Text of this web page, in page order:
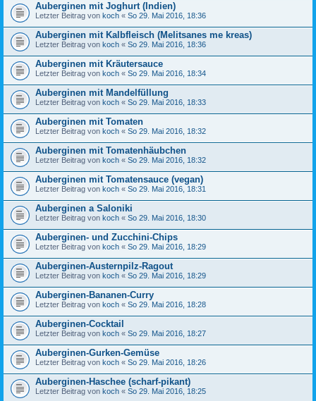
Auberginen mit Joghurt (Indien)
Letzter Beitrag von koch « So 29. Mai 2016, 18:36
Auberginen mit Kalbfleisch (Melitsanes me kreas)
Letzter Beitrag von koch « So 29. Mai 2016, 18:36
Auberginen mit Kräutersauce
Letzter Beitrag von koch « So 29. Mai 2016, 18:34
Auberginen mit Mandelfüllung
Letzter Beitrag von koch « So 29. Mai 2016, 18:33
Auberginen mit Tomaten
Letzter Beitrag von koch « So 29. Mai 2016, 18:32
Auberginen mit Tomatenhäubchen
Letzter Beitrag von koch « So 29. Mai 2016, 18:32
Auberginen mit Tomatensauce (vegan)
Letzter Beitrag von koch « So 29. Mai 2016, 18:31
Auberginen a Saloniki
Letzter Beitrag von koch « So 29. Mai 2016, 18:30
Auberginen- und Zucchini-Chips
Letzter Beitrag von koch « So 29. Mai 2016, 18:29
Auberginen-Austernpilz-Ragout
Letzter Beitrag von koch « So 29. Mai 2016, 18:29
Auberginen-Bananen-Curry
Letzter Beitrag von koch « So 29. Mai 2016, 18:28
Auberginen-Cocktail
Letzter Beitrag von koch « So 29. Mai 2016, 18:27
Auberginen-Gurken-Gemüse
Letzter Beitrag von koch « So 29. Mai 2016, 18:26
Auberginen-Haschee (scharf-pikant)
Letzter Beitrag von koch « So 29. Mai 2016, 18:25